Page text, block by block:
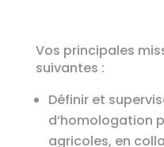
Vos principales
suivantes :
Définir et
d’homologation
agricoles, en